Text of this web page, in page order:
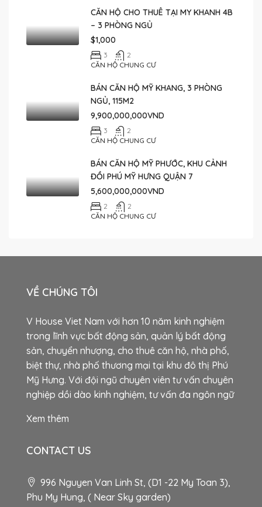
CĂN HỘ CHO THUÊ TẠI MY KHANH 4B
– 3 PHÒNG NGỦ
$1,000
3
2
CĂN HỘ CHUNG CƯ
BÁN CĂN HỘ MỸ KHANG, 3 PHÒNG
NGỦ, 115M2
9,900,000,000VND
3
2
CĂN HỘ CHUNG CƯ
BÁN CĂN HỘ MỸ PHƯỚC, KHU CẢNH
ĐỒI PHÚ MỸ HƯNG QUẬN 7
5,600,000,000VND
2
2
CĂN HỘ CHUNG CƯ
VỀ CHÚNG TÔI
V House Viet Nam với hơn 10 năm kinh nghiệm
trong lĩnh vực bất động sản, quản lý bất động
sản, chuyển nhượng, cho thuê căn hộ, nhà phố,
biệt thự, nhà phố thương mại tại khu đô thị Phú
Mỹ Hưng. Với đội ngũ chuyên viên tư vấn chuyên
nghiệp dồi dào kinh nghiệm, tư vấn đa ngôn ngữ
Xem thêm
CONTACT US
996 Nguyen Van Linh St, (D1 -22 My Toan 3),
Phu My Hung, ( Near Sky garden)